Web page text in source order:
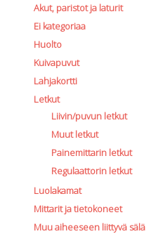
Akut, paristot ja laturit
Ei kategoriaa
Huolto
Kuivapuvut
Lahjakortti
Letkut
Liivin/puvun letkut
Muut letkut
Painemittarin letkut
Regulaattorin letkut
Luolakamat
Mittarit ja tietokoneet
Muu aiheeseen liittyvä sälä